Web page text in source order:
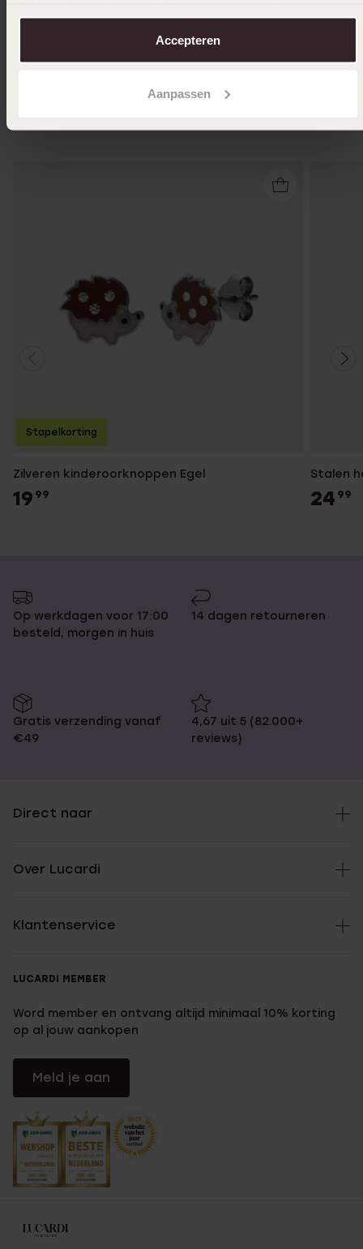
over in onscookiebeleid.
Accepteren
Aanpassen
Zilveren kinderoorknoppen Egel
19 99
Stapelkorting
Stalen
24 99
Op werkdagen voor 17:00
besteld, morgen in huis
14 dagen retourneren
Gratis verzending vanaf
€49
4,67 uit 5 (82.000+
reviews)
Direct naar
Over Lucardi
Klantenservice
LUCARDI MEMBER
Word member en ontvang altijd minimaal 10% korting
op al jouw aankopen
Meld je aan